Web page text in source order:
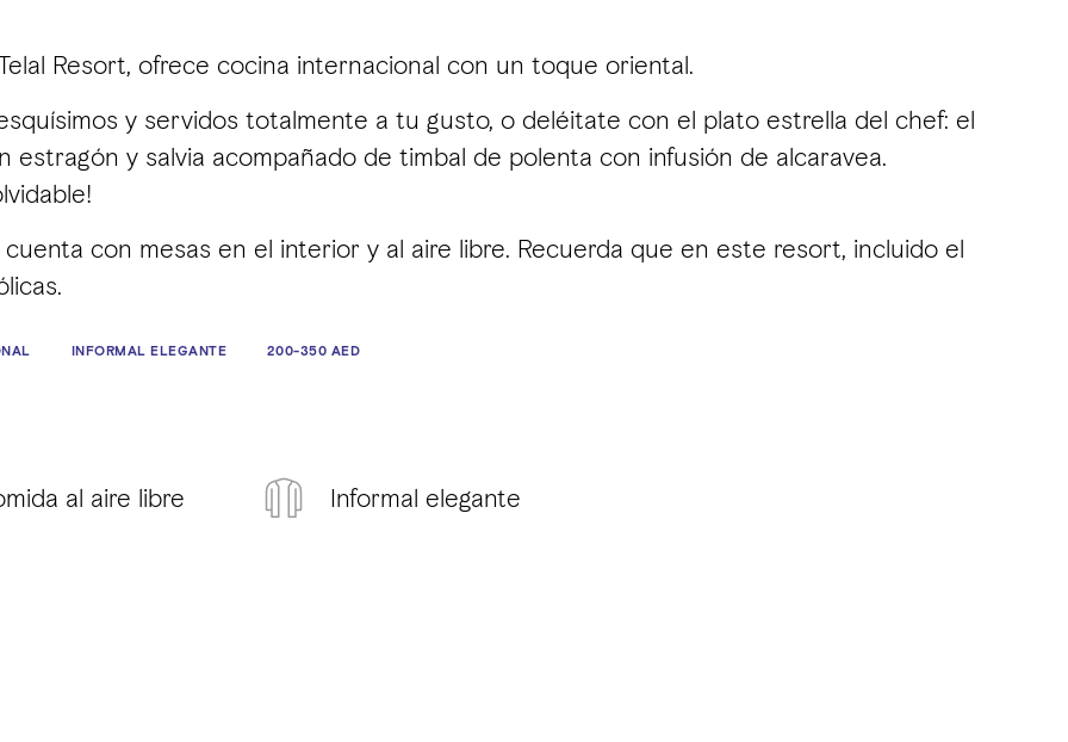
Resort, ofrece cocina internacional con un toque oriental.
y servidos totalmente a tu gusto, o deléitate con el plato estrella del chef: el
y salvia acompañado de timbal de polenta con infusión de alcaravea.
con mesas en el interior y al aire libre. Recuerda que en este resort, incluido el
INFORMAL ELEGANTE 200-350 AED
al aire libre Informal elegante